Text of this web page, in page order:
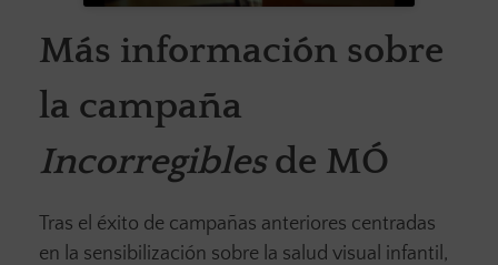
Más información sobre
la campaña
Incorregiblesde MÓ
Tras el éxito de campañas anteriores centradas
en la sensibilización sobre la salud visual infantil,